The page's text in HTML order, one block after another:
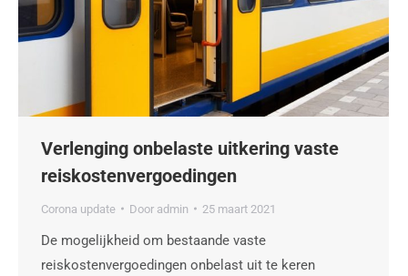
Verlenging onbelaste uitkering vaste
reiskostenvergoedingen
Corona update Door admin 25 maart 2021
De mogelijkheid om bestaande vaste
reiskostenvergoedingen onbelast uit te keren